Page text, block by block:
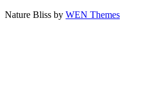
Nature Bliss by WEN Themes